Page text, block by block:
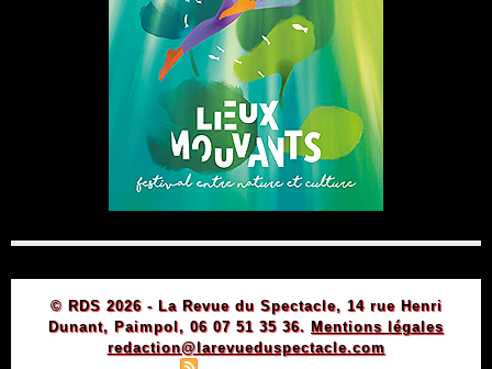
© RDS 2026 - La Revue du Spectacle, 14 rue Henri
Dunant, Paimpol, 06 07 51 35 36. Mentions légales
redaction@larevueduspectacle.com